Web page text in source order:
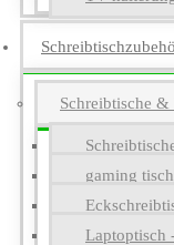
Schreibtische
gaming tisch
Laptoptisch